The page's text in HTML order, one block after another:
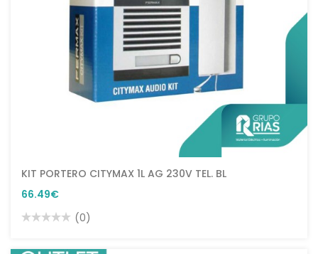
KIT PORTERO CITYMAX 1L AG 230V TEL. BL
66.49€
(0)